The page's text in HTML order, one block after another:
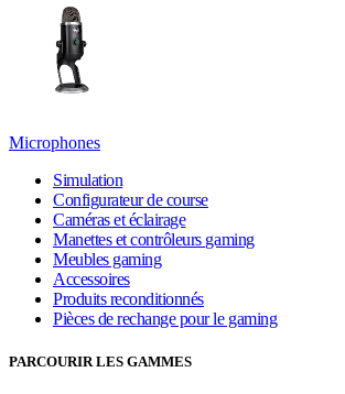
Microphones
Simulation
Configurateur de course
Caméras et éclairage
Manettes et contrôleurs gaming
Meubles gaming
Accessoires
Produits reconditionnés
Pièces de rechange pour le gaming
PARCOURIR LES GAMMES